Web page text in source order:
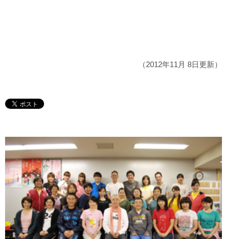
（2012年11月 8日更新）